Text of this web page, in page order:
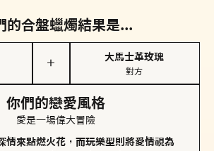
的合盤蠟燭結果是...
＋
大馬士革玫瑰
對方
你們的戀愛風格
愛是一場偉大冒險
情來點燃火花，而玩樂型則將愛情視為